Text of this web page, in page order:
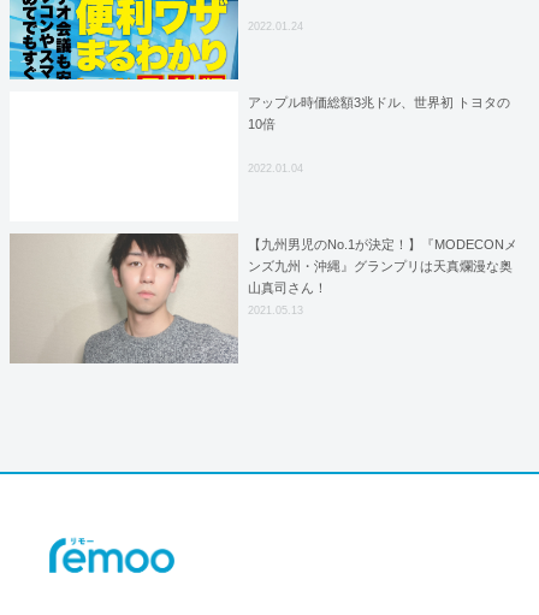
2022.01.24
アップル時価総額3兆ドル、世界初 トヨタの
10倍
2022.01.04
【九州男児のNo.1が決定！】『MODECONメ
ンズ九州・沖縄』グランプリは天真爛漫な奥
山真司さん！
2021.05.13